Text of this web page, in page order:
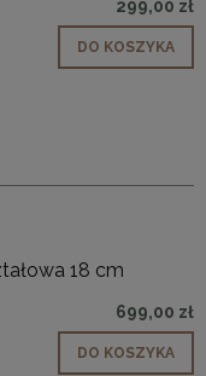
299,00 zł
DO KOSZYKA
18 cm
699,00 zł
DO KOSZYKA